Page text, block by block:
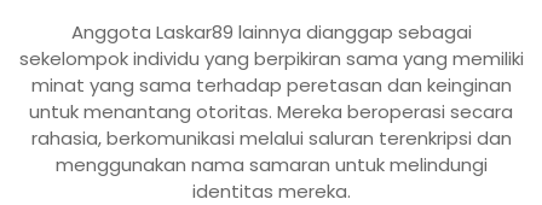
Anggota Laskar89 lainnya dianggap sebagai
sekelompok individu yang berpikiran sama yang memiliki
minat yang sama terhadap peretasan dan keinginan
untuk menantang otoritas. Mereka beroperasi secara
rahasia, berkomunikasi melalui saluran terenkripsi dan
menggunakan nama samaran untuk melindungi
identitas mereka.